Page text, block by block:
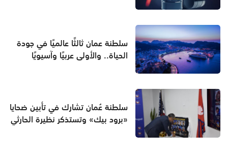
سلطنة عمان ثالثًا عالميًا في جودة
الحياة.. والأولى عربيًا وآسيويًا
سلطنة عُمان تشارك في تأبين ضحايا
«برود بيك» وتستذكر نظيرة الحارثي